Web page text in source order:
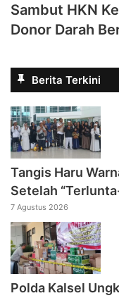
Sambut HKN
Donor Darah
Berita Terkini
Tangis Haru
Setelah
7 Agustus 2026
Polda Kalsel